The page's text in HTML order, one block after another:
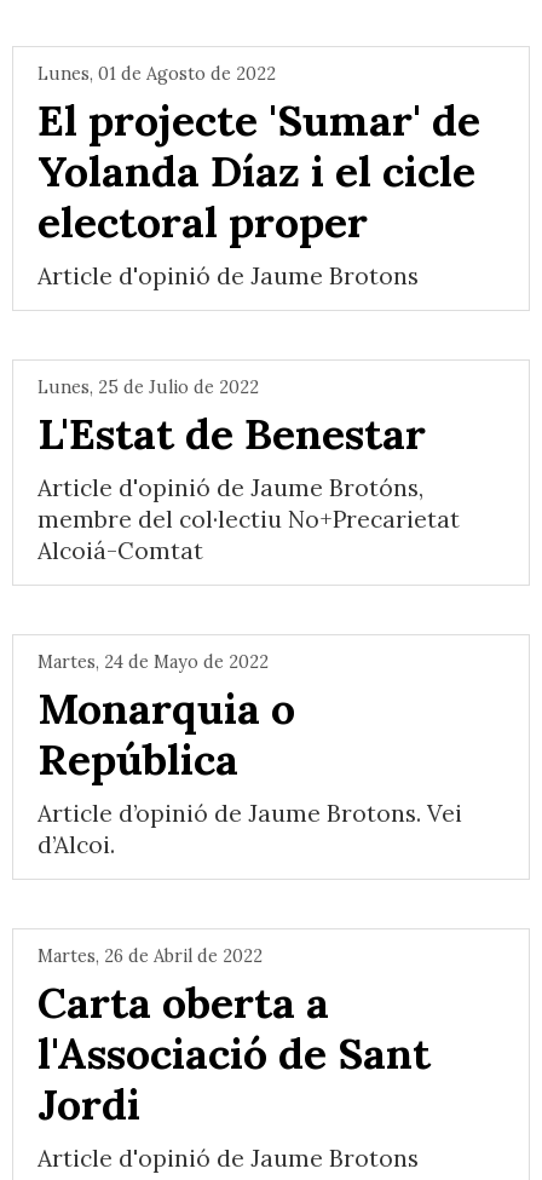
Lunes, 01 de Agosto de 2022
El projecte 'Sumar' de
Yolanda Díaz i el cicle
electoral proper
Article d'opinió de Jaume Brotons
Lunes, 25 de Julio de 2022
L'Estat de Benestar
Article d'opinió de Jaume Brotóns,
membre del col·lectiu No+Precarietat
Alcoiá-Comtat
Martes, 24 de Mayo de 2022
Monarquia o
República
Article d’opinió de Jaume Brotons. Vei
d’Alcoi.
Martes, 26 de Abril de 2022
Carta oberta a
l'Associació de Sant
Jordi
Article d'opinió de Jaume Brotons